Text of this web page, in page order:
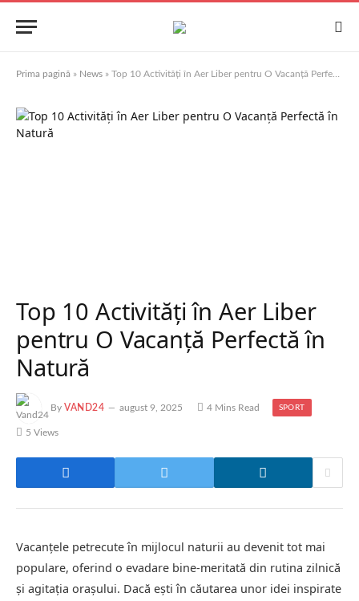
Prima pagină » News » Top 10 Activități în Aer Liber pentru O Vacanță Perfectă în Natură
Top 10 Activități în Aer Liber
pentru O Vacanță Perfectă în
Natură
By VAND24 august 9, 2025 4 Mins Read SPORT
5 Views
Vacanțele petrecute în mijlocul naturii au devenit tot mai
populare, oferind o evadare bine-meritată din rutina zilnică
și agitația orașului. Dacă ești în căutarea unor idei inspirate